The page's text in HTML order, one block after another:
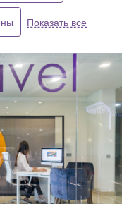
Показать все